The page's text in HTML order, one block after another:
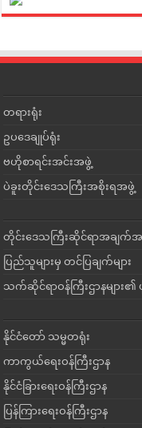
တရားရုံး
ဥပဒေချုပ်ရုံး
ဗဟိုစာရင်းအင်းအဖွဲ့
ပဲခူးတိုင်းဒေသကြီးအစိုးရအဖွဲ့
တိုင်းဒေသကြီးဆိုင်ရာအချက်အ
ပြည်သူများမှ တင်ပြချက်များ
သက်ဆိုင်ရာဝန်ကြီးဌာနများ၏ ဖု
နိုင်ငံတော် သမ္မတရုံး
ကာကွယ်ရေးဝန်ကြီးဌာန
နိုင်ငံခြားရေးဝန်ကြီးဌာန
ပြန်ကြားရေးဝန်ကြီးဌာန